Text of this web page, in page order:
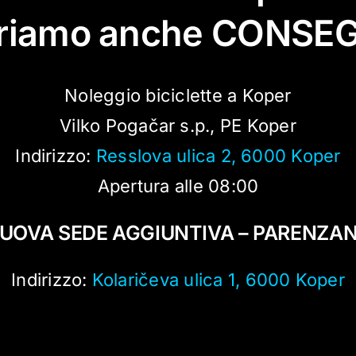
anche
Noleggio biciclette a Koper
Vilko Pogačar s.p., PE Koper
Indirizzo: Resslova ulica 2, 6000 Koper
Apertura alle 08:00
SEDE AGGIUNTIVA –
Indirizzo: Kolaričeva ulica 1, 6000 Koper